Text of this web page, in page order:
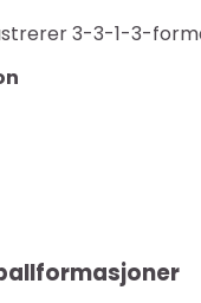
3-3-1-3-